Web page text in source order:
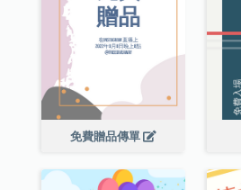
免費贈品傳單